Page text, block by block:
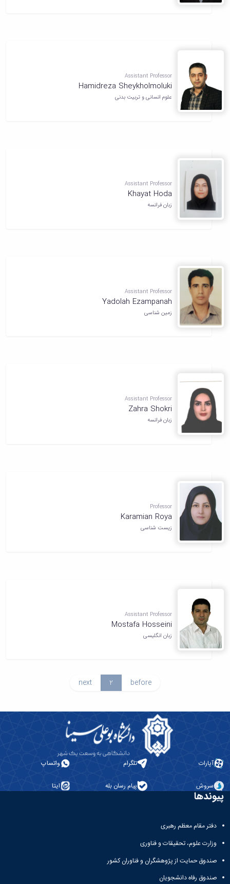
Assistant Professor
Hamidreza Sheykholmoluki
علوم انسانی و تربیت بدنی
Assistant Professor
Khayat Hoda
زبان فرانسه
Assistant Professor
Yadolah Ezampanah
زمین شناسی
Assistant Professor
Zahra Shokri
زبان فرانسه
Professor
Karamian Roya
زیست شناسی
Assistant Professor
Mostafa Hosseini
زبان انگلیسی
before
2
next
آپارات تلگرام واتساپ
سروش پیام رسان بله ایتا
پیوندها
دفتر مقام معظم رهبری
وزارت علوم، تحقیقات و فناوری
صندوق حمایت از پژوهشگران و فناوران کشور
صندوق رفاه دانشجویان